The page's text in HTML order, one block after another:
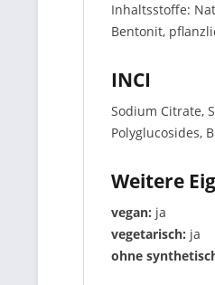
Inhaltsstoffe:
Bentonit,
INCI
Sodium Citrate,
Polyglucosides,
Weitere
vegan: ja
vegetarisch: ja
ohne